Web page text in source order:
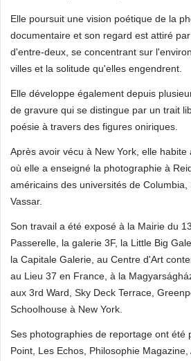
Elle poursuit une vision poétique de la
documentaire et son regard est attiré
d'entre-deux, se concentrant sur
villes et la solitude qu'elles engendrent.
Elle développe également depuis
de gravure qui se distingue par un trait
poésie à travers des figures oniriques.
Après avoir vécu à New York, elle
où elle a enseigné la photographie à
américains des universités de Columbia,
Vassar.
Son travail a été exposé à la Mairie du
Passerelle, la galerie 3F, la Little Big
la Capitale Galerie, au Centre d'Art
au Lieu 37 en France, à la
aux 3rd Ward, Sky Deck Terrace,
Schoolhouse à New York.
Ses photographies de reportage ont été
Point, Les Echos, Philosophie Magazine,